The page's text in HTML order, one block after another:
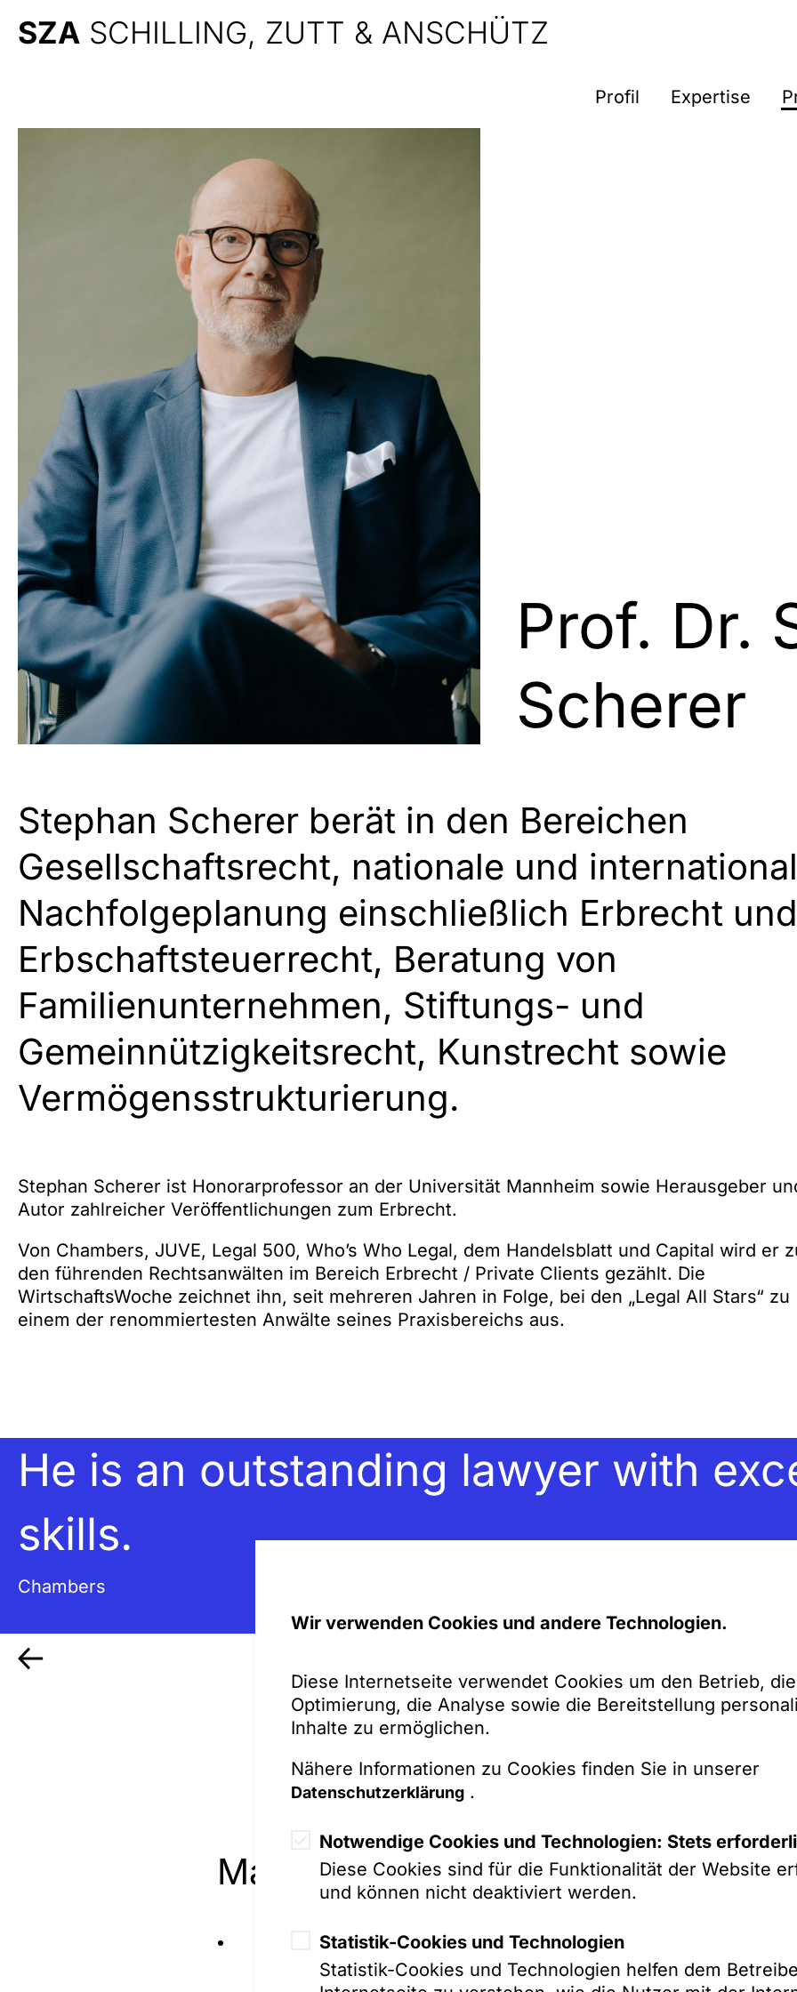
Wir verwenden Cookies und andere Technologien.
Diese Internetseite verwendet Cookies um den Betrieb, die
Optimierung, die Analyse sowie die Bereitstellung
Inhalte zu ermöglichen.
Nähere Informationen zu Cookies finden Sie in unserer
Datenschutzerklärung .
Notwendige Cookies und Technologien: Stets
Diese Cookies sind für die Funktionalität der Website
und können nicht deaktiviert werden.
Statistik-Cookies und Technologien
Statistik-Cookies und Technologien helfen dem
SZA SCHILLING, ZUTT & ANSCHÜTZ
Profil Expertise
Prof. Dr.
Scherer
Stephan Scherer berät in den Bereichen
Gesellschaftsrecht, nationale und
Nachfolgeplanung einschließlich Erbrecht und
Erbschaftsteuerrecht, Beratung von
Familienunternehmen, Stiftungs- und
Gemeinnützigkeitsrecht, Kunstrecht sowie
Vermögensstrukturierung.
Stephan Scherer ist Honorarprofessor an der Universität Mannheim sowie Herausgeber
Autor zahlreicher Veröffentlichungen zum Erbrecht.
Von Chambers, JUVE, Legal 500, Who’s Who Legal, dem Handelsblatt und Capital wird er
den führenden Rechtsanwälten im Bereich Erbrecht / Private Clients gezählt. Die
WirtschaftsWoche zeichnet ihn, seit mehreren Jahren in Folge, bei den „Legal All Stars“ zu
einem der renommiertesten Anwälte seines Praxisbereichs aus.
He is an outstanding lawyer with
skills.
Chambers
Mandate
Beratung bei mehreren Gesellschafterstreitigkeiten in großen
Familienunternehmen